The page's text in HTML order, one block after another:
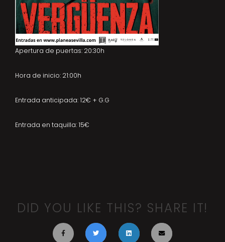
Apertura de puertas: 20:30h
Hora de inicio: 21:00h
Entrada anticipada: 12€ + G.G
Entrada en taquilla: 15€
DID YOU LIKE THIS? SHARE IT!